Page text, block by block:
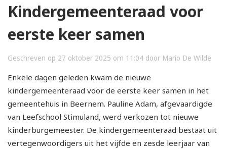
Kindergemeenteraad voor
eerste keer samen
Geschreven op 27 oktober 2025 om 11:04 door Mario De Wilde
Enkele dagen geleden kwam de nieuwe
kindergemeenteraad voor de eerste keer samen in het
gemeentehuis in Beernem. Pauline Adam, afgevaardigde
van Leefschool Stimuland, werd verkozen tot nieuwe
kinderburgemeester. De kindergemeenteraad bestaat uit
vertegenwoordigers uit het vijfde en zesde leerjaar van